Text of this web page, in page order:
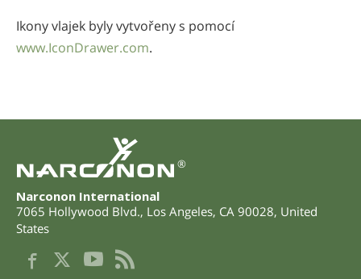
Nepali
Ikony vlajek byly vytvořeny s pomocí
www.IconDrawer.com.
®
Narconon International
7065 Hollywood Blvd., Los Angeles, CA 90028, United
States